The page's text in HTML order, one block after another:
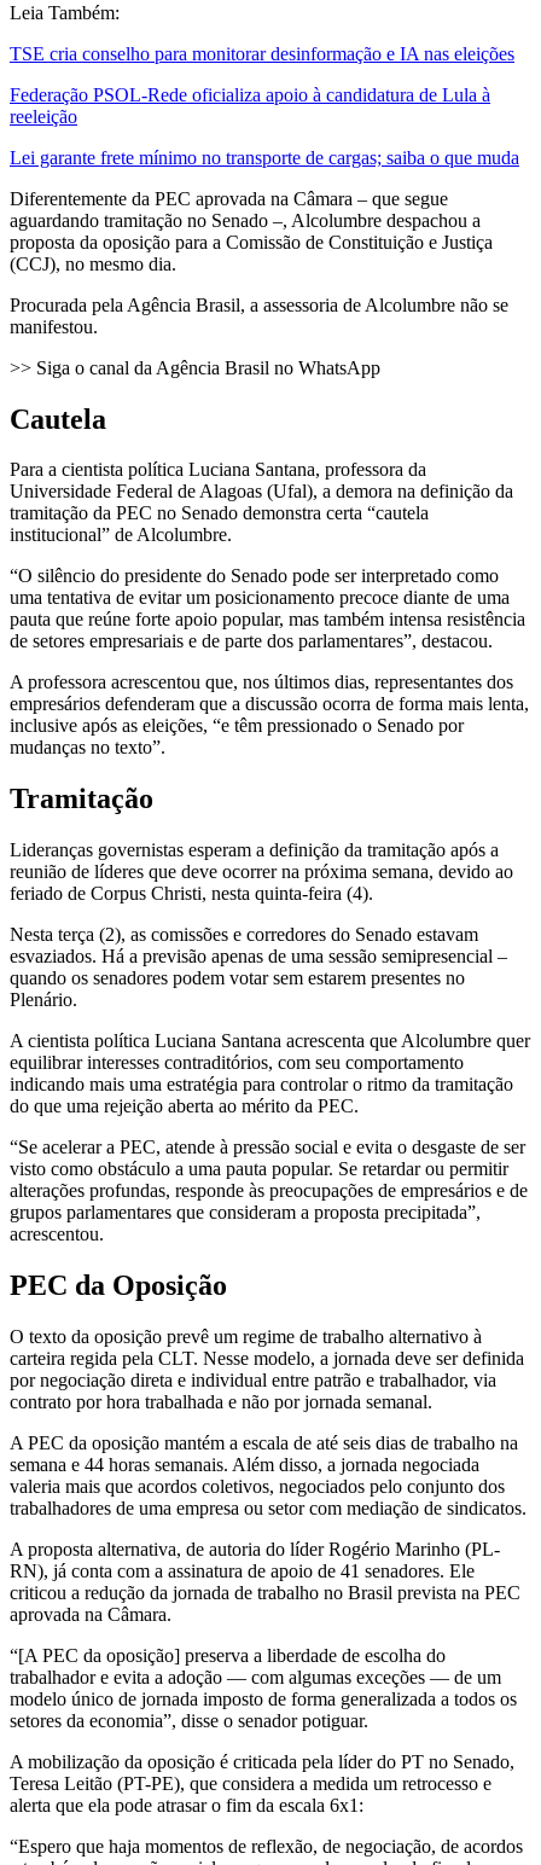
Leia Também:
TSE cria conselho para monitorar desinformação e IA nas eleições
Federação PSOL-Rede oficializa apoio à candidatura de Lula à
reeleição
Lei garante frete mínimo no transporte de cargas; saiba o que muda
Diferentemente da PEC aprovada na Câmara – que segue
aguardando tramitação no Senado –, Alcolumbre despachou a
proposta da oposição para a Comissão de Constituição e Justiça
(CCJ), no mesmo dia.
Procurada pela Agência Brasil, a assessoria de Alcolumbre não se
manifestou.
>> Siga o canal da Agência Brasil no WhatsApp
Cautela
Para a cientista política Luciana Santana, professora da
Universidade Federal de Alagoas (Ufal), a demora na definição da
tramitação da PEC no Senado demonstra certa “cautela
institucional” de Alcolumbre.
“O silêncio do presidente do Senado pode ser interpretado como
uma tentativa de evitar um posicionamento precoce diante de uma
pauta que reúne forte apoio popular, mas também intensa resistência
de setores empresariais e de parte dos parlamentares”, destacou.
A professora acrescentou que, nos últimos dias, representantes dos
empresários defenderam que a discussão ocorra de forma mais lenta,
inclusive após as eleições, “e têm pressionado o Senado por
mudanças no texto”.
Tramitação
Lideranças governistas esperam a definição da tramitação após a
reunião de líderes que deve ocorrer na próxima semana, devido ao
feriado de Corpus Christi, nesta quinta-feira (4).
Nesta terça (2), as comissões e corredores do Senado estavam
esvaziados. Há a previsão apenas de uma sessão semipresencial –
quando os senadores podem votar sem estarem presentes no
Plenário.
A cientista política Luciana Santana acrescenta que Alcolumbre quer
equilibrar interesses contraditórios, com seu comportamento
indicando mais uma estratégia para controlar o ritmo da tramitação
do que uma rejeição aberta ao mérito da PEC.
“Se acelerar a PEC, atende à pressão social e evita o desgaste de ser
visto como obstáculo a uma pauta popular. Se retardar ou permitir
alterações profundas, responde às preocupações de empresários e de
grupos parlamentares que consideram a proposta precipitada”,
acrescentou.
PEC da Oposição
O texto da oposição prevê um regime de trabalho alternativo à
carteira regida pela CLT. Nesse modelo, a jornada deve ser definida
por negociação direta e individual entre patrão e trabalhador, via
contrato por hora trabalhada e não por jornada semanal.
A PEC da oposição mantém a escala de até seis dias de trabalho na
semana e 44 horas semanais. Além disso, a jornada negociada
valeria mais que acordos coletivos, negociados pelo conjunto dos
trabalhadores de uma empresa ou setor com mediação de sindicatos.
A proposta alternativa, de autoria do líder Rogério Marinho (PL-
RN), já conta com a assinatura de apoio de 41 senadores. Ele
criticou a redução da jornada de trabalho no Brasil prevista na PEC
aprovada na Câmara.
“[A PEC da oposição] preserva a liberdade de escolha do
trabalhador e evita a adoção — com algumas exceções — de um
modelo único de jornada imposto de forma generalizada a todos os
setores da economia”, disse o senador potiguar.
A mobilização da oposição é criticada pela líder do PT no Senado,
Teresa Leitão (PT-PE), que considera a medida um retrocesso e
alerta que ela pode atrasar o fim da escala 6x1:
“Espero que haja momentos de reflexão, de negociação, de acordos